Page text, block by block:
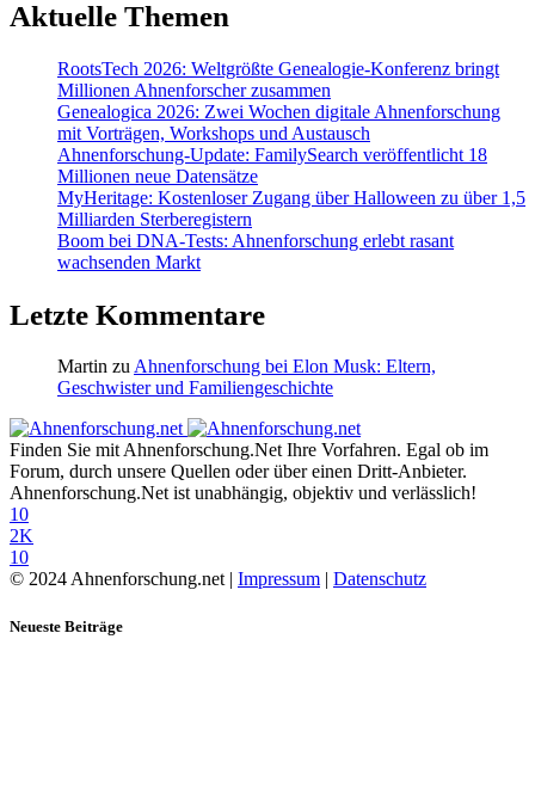
Aktuelle Themen
RootsTech 2026: Weltgrößte Genealogie-Konferenz bringt
Millionen Ahnenforscher zusammen
Genealogica 2026: Zwei Wochen digitale Ahnenforschung
mit Vorträgen, Workshops und Austausch
Ahnenforschung-Update: FamilySearch veröffentlicht 18
Millionen neue Datensätze
MyHeritage: Kostenloser Zugang über Halloween zu über 1,5
Milliarden Sterberegistern
Boom bei DNA-Tests: Ahnenforschung erlebt rasant
wachsenden Markt
Letzte Kommentare
Martin zu Ahnenforschung bei Elon Musk: Eltern,
Geschwister und Familiengeschichte
Finden Sie mit Ahnenforschung.Net Ihre Vorfahren. Egal ob im
Forum, durch unsere Quellen oder über einen Dritt-Anbieter.
Ahnenforschung.Net ist unabhängig, objektiv und verlässlich!
10
2K
10
© 2024 Ahnenforschung.net | Impressum | Datenschutz
Neueste Beiträge